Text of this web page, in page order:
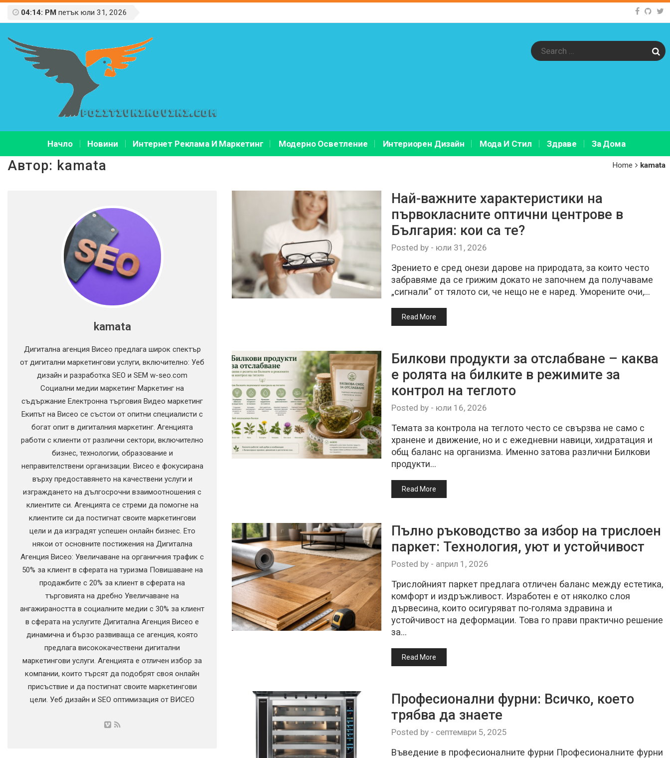
04:14: PM петък юли 31, 2026
Начло Новини Интернет Реклама И Маркетинг Модерно Осветление Интериорен Дизайн Мода И Стил Здраве За Дома
Автор: kamata Home kamata
kamata
Дигитална агенция Висео предлага широк спектър
от дигитални маркетингови услуги, включително: Уеб
дизайн и разработка SEO и SEM w-seo.com
Социални медии маркетинг Маркетинг на
съдържание Електронна търговия Видео маркетинг
Екипът на Висео се състои от опитни специалисти с
богат опит в дигиталния маркетинг. Агенцията
работи с клиенти от различни сектори, включително
бизнес, технологии, образование и
неправителствени организации. Висео е фокусирана
върху предоставянето на качествени услуги и
изграждането на дългосрочни взаимоотношения с
клиентите си. Агенцията се стреми да помогне на
клиентите си да постигнат своите маркетингови
цели и да изградят успешен онлайн бизнес. Ето
някои от основните постижения на Дигитална
Агенция Висео: Увеличаване на органичния трафик с
50% за клиент в сферата на туризма Повишаване на
продажбите с 20% за клиент в сферата на
търговията на дребно Увеличаване на
ангажираността в социалните медии с 30% за клиент
в сферата на услугите Дигитална Агенция Висео е
динамична и бързо развиваща се агенция, която
предлага висококачествени дигитални
маркетингови услуги. Агенцията е отличен избор за
компании, които търсят да подобрят своя онлайн
присъствие и да постигнат своите маркетингови
цели. Уеб дизайн и SEO оптимизация от ВИСЕО
Най-важните характеристики на
първокласните оптични центрове в
България: кои са те?
Posted by - юли 31, 2026
Зрението е сред онези дарове на природата, за които често
забравяме да се грижим докато не започнем да получаваме
„сигнали“ от тялото си, че нещо не е наред. Уморените очи,…
Read More
Билкови продукти за отслабване – каква
е ролята на билките в режимите за
контрол на теглото
Posted by - юли 16, 2026
Темата за контрола на теглото често се свързва не само с
хранене и движение, но и с ежедневни навици, хидратация и
общ баланс на организма. Именно затова различни Билкови
продукти…
Read More
Пълно ръководство за избор на трислоен
паркет: Технология, уют и устойчивост
Posted by - април 1, 2026
Трислойният паркет предлага отличен баланс между естетика,
комфорт и издръжливост. Изработен е от няколко слоя
дървесина, които осигуряват по-голяма здравина и
устойчивост на деформации. Това го прави практично решение
за…
Read More
Професионални фурни: Всичко, което
трябва да знаете
Posted by - септември 5, 2025
Въведение в професионалните фурни Професионалните фурни